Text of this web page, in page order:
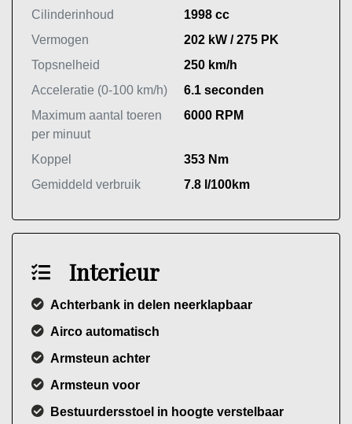
Cilinderinhoud
1998 cc
Vermogen
202 kW / 275 PK
Topsnelheid
250 km/h
Acceleratie (0-100 km/h)
6.1 seconden
Maximum aantal toeren
per minuut
6000 RPM
Koppel
353 Nm
Gemiddeld verbruik
7.8 l/100km
Interieur
Achterbank in delen neerklapbaar
Airco automatisch
Armsteun achter
Armsteun voor
Bestuurdersstoel in hoogte verstelbaar